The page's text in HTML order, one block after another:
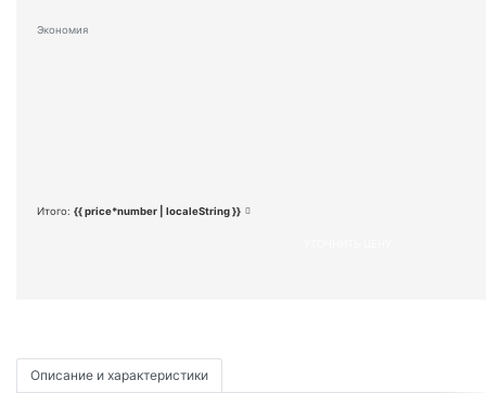
Экономия
Итого: {{ price*number | localeString }}
Описание и характеристики